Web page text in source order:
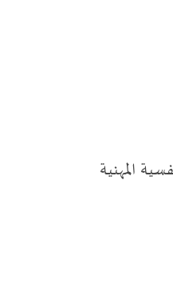
المهنية